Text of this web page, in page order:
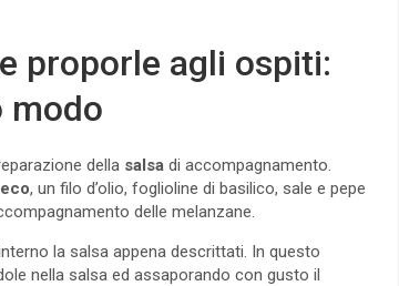
proporle agli ospiti:
modo
della salsa di accompagnamento.
, un filo d’olio, foglioline di basilico, sale e pepe
delle melanzane.
la salsa appena descrittati. In questo
nella salsa ed assaporando con gusto il